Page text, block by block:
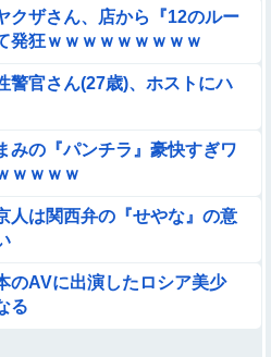
クザさん、店から『12のルー
発狂ｗｗｗｗｗｗｗｗｗ
警官さん(27歳)、ホストにハ
みの『パンチラ』豪快すぎワ
ｗｗｗｗ
人は関西弁の『せやな』の意
のAVに出演したロシア美少
る